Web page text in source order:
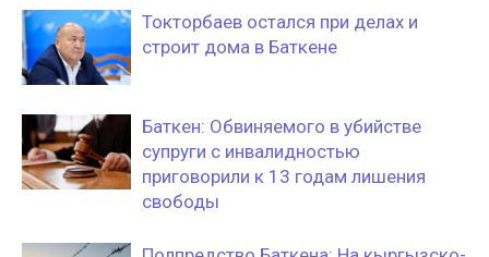
Токторбаев остался при делах и
строит дома в Баткене
Баткен: Обвиняемого в убийстве
супруги с инвалидностью
приговорили к 13 годам лишения
свободы